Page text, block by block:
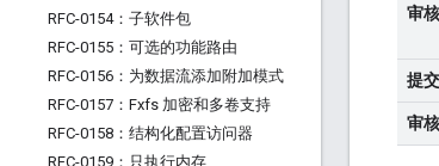
RFC-0154：子软件包
RFC-0155：可选的功能路由
RFC-0156：为数据流添加附加模式
RFC-0157：Fxfs 加密和多卷支持
RFC-0158：结构化配置访问器
RFC-0159：只执行内存
审
提
审